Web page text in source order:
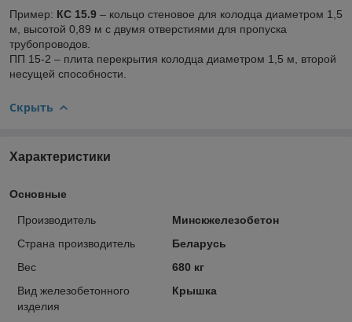
Пример: КС 15.9 – кольцо стеновое для колодца диаметром 1,5
м, высотой 0,89 м с двумя отверстиями для пропуска
трубопроводов.
ПП 15-2 – плита перекрытия колодца диаметром 1,5 м, второй
несущей способности.
Скрыть
Характеристики
Основные
Производитель
Минскжелезобетон
Страна производитель
Беларусь
Вес
680 кг
Вид железобетонного
изделия
Крышка